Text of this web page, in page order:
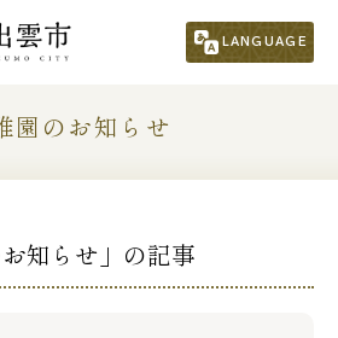
LANGUAGE
らし・行政・議会）
文化・スポーツ・生涯学習
市政情報
園のお知らせ
お知らせ」の記事